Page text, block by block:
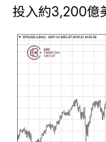
投入約3,200億